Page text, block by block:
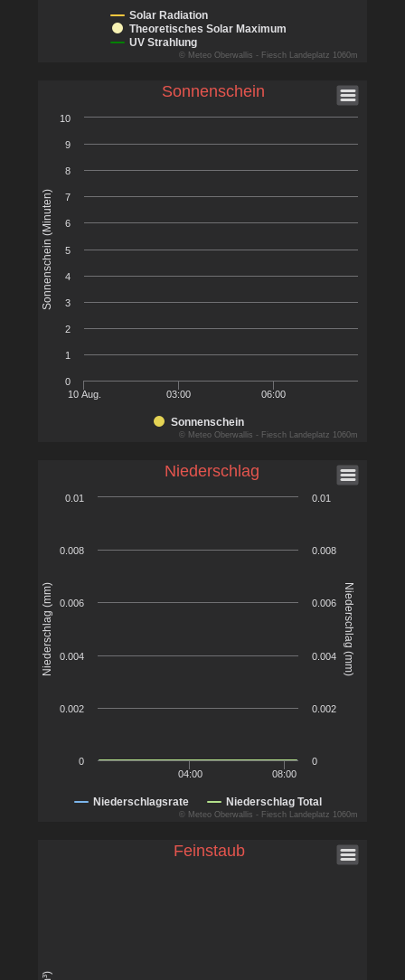
Solar Radiation
Theoretisches Solar Maximum
UV Strahlung
© Meteo Oberwallis - Fiesch Landeplatz 1060m
Sonnenschein (Minuten)
Sonnenschein
10 Aug. 06:00
03:00
0
1
2
3
4
5
6
7
8
9
10
© Meteo Oberwallis - Fiesch Landeplatz 1060m
Sonnenschein
Niederschlag (mm) Niederschlag (mm)
Niederschlagsrate Niederschlag Total
04:00 08:00
0
0.002
0.004
0.006
0.008
0.01
0
0.002
0.004
0.006
0.008
0.01
© Meteo Oberwallis - Fiesch Landeplatz 1060m
Niederschlag
Feinstaub